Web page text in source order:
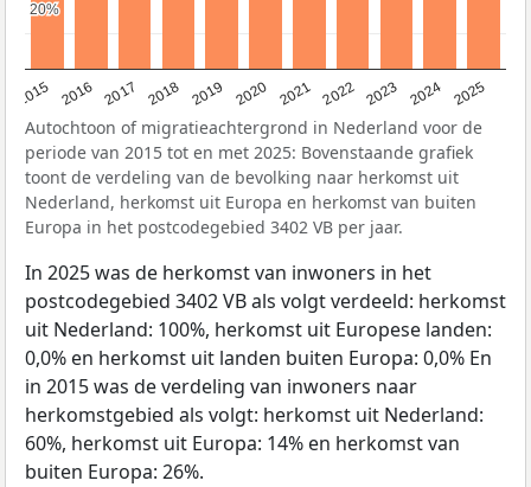
2015 2016 2017 2018 2019 2020 2021 2022 2023 2024 2025
20%
20%
Autochtoon of migratieachtergrond in Nederland voor de
periode van 2015 tot en met 2025: Bovenstaande grafiek
toont de verdeling van de bevolking naar herkomst uit
Nederland, herkomst uit Europa en herkomst van buiten
Europa in het postcodegebied 3402 VB per jaar.
In 2025 was de herkomst van inwoners in het
postcodegebied 3402 VB als volgt verdeeld: herkomst
uit Nederland: 100%, herkomst uit Europese landen:
0,0% en herkomst uit landen buiten Europa: 0,0% En
in 2015 was de verdeling van inwoners naar
herkomstgebied als volgt: herkomst uit Nederland:
60%, herkomst uit Europa: 14% en herkomst van
buiten Europa: 26%.